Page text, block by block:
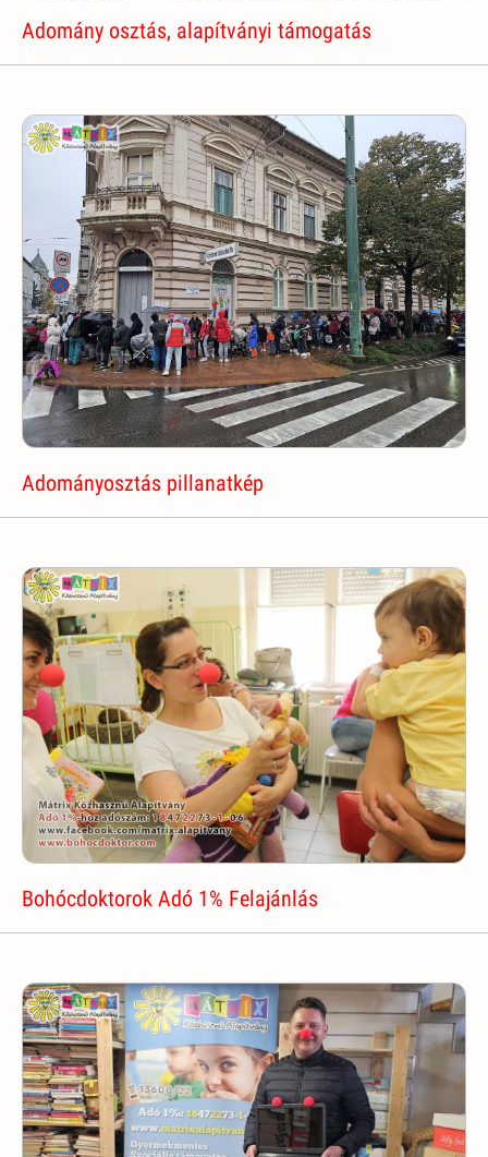
Adomány osztás, alapítványi támogatás
Adományosztás pillanatkép
Bohócdoktorok Adó 1% Felajánlás